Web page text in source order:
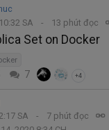
SA
13 phút đọc
Set on Docker
7 +4
SA
7 phút đọc